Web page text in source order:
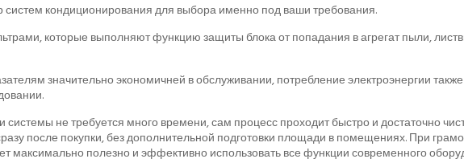
кондиционирования для выбора именно под ваши требования.
которые выполняют функцию защиты блока от попадания в агрегат пыли,
значительно экономичней в обслуживании, потребление электроэнергии
не требуется много времени, сам процесс проходит быстро и достаточно
после покупки, без дополнительной подготовки площади в помещениях. При
максимально полезно и эффективно использовать все функции современного